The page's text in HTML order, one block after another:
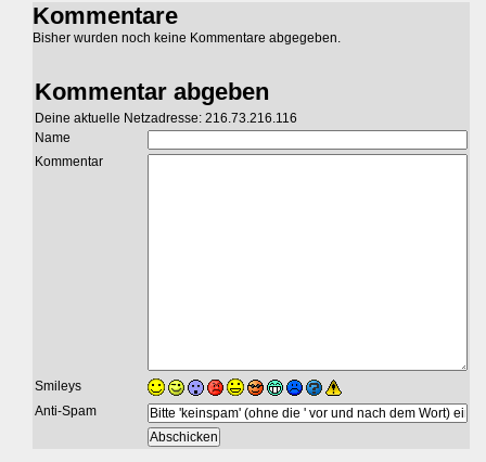
Kommentare
Bisher wurden noch keine Kommentare abgegeben.
Kommentar abgeben
Deine aktuelle Netzadresse: 216.73.216.116
Name
Kommentar
Smileys
Anti-Spam